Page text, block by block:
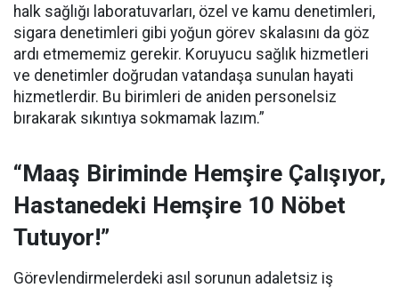
halk sağlığı laboratuvarları, özel ve kamu denetimleri,
sigara denetimleri gibi yoğun görev skalasını da göz
ardı etmememiz gerekir. Koruyucu sağlık hizmetleri
ve denetimler doğrudan vatandaşa sunulan hayati
hizmetlerdir. Bu birimleri de aniden personelsiz
bırakarak sıkıntıya sokmamak lazım.”
“Maaş Biriminde Hemşire Çalışıyor,
Hastanedeki Hemşire 10 Nöbet
Tutuyor!”
Görevlendirmelerdeki asıl sorunun adaletsiz iş